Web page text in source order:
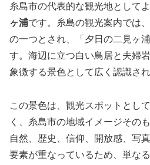
糸島市の代表的な観光地として
ヶ浦です。糸島の観光案内では
の一つとされ、「夕日の二見ヶ
す。海辺に立つ白い鳥居と夫婦
象徴する景色として広く認識され
この景色は、観光スポットとし
く、糸島市の地域イメージその
自然、歴史、信仰、開放感、写
要素が重なっているため、単な